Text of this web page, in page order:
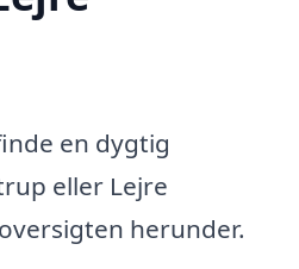
en dygtig
eller Lejre
herunder.